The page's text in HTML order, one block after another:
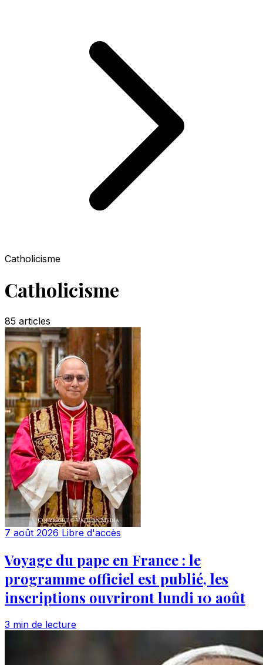
Catholicisme
Catholicisme
85 articles
7 août 2026 Libre d'accès
Voyage du pape en France : le
programme officiel est publié, les
inscriptions ouvriront lundi 10 août
3 min de lecture